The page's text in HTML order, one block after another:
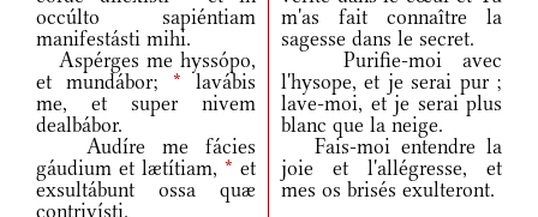
occúlto sapiéntiam
manifestásti mihi.
m'as fait connaître la
sagesse dans le secret.
Aspérges me hyssópo,
et mundábor; * lavábis
me, et super nivem
dealbábor.
Purifie-moi avec
l'hysope, et je serai pur ;
lave-moi, et je serai plus
blanc que la neige.
Audíre me fácies
gáudium et lætítiam, * et
exsultábunt ossa quæ
contrivísti.
Fais-moi entendre la
joie et l'allégresse, et
mes os brisés exulteront.